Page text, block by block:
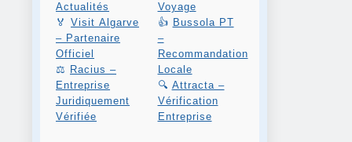
Actualités
🏅 Visit Algarve
– Partenaire
Officiel
⚖️ Racius –
Entreprise
Juridiquement
Vérifiée
Voyage
👍 Bussola PT
–
Recommandation
Locale
🔍 Attracta –
Vérification
Entreprise